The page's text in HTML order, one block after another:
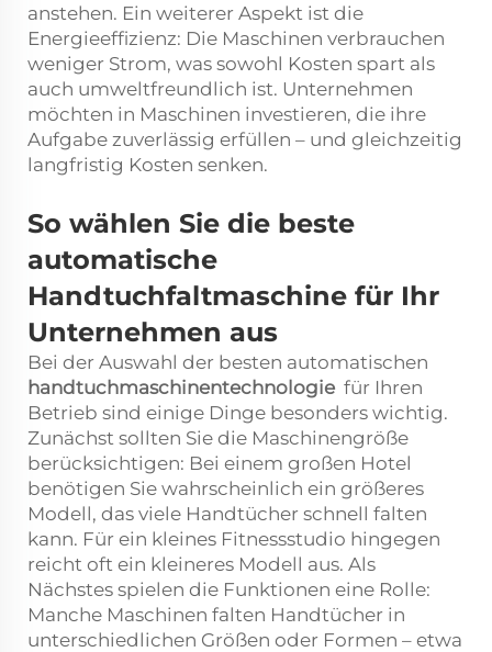
anstehen. Ein weiterer Aspekt ist die
Energieeffizienz: Die Maschinen verbrauchen
weniger Strom, was sowohl Kosten spart als
auch umweltfreundlich ist. Unternehmen
möchten in Maschinen investieren, die ihre
Aufgabe zuverlässig erfüllen – und gleichzeitig
langfristig Kosten senken.
So wählen Sie die beste
automatische
Handtuchfaltmaschine für Ihr
Unternehmen aus
Bei der Auswahl der besten automatischen
handtuchmaschinentechnologie für Ihren
Betrieb sind einige Dinge besonders wichtig.
Zunächst sollten Sie die Maschinengröße
berücksichtigen: Bei einem großen Hotel
benötigen Sie wahrscheinlich ein größeres
Modell, das viele Handtücher schnell falten
kann. Für ein kleines Fitnessstudio hingegen
reicht oft ein kleineres Modell aus. Als
Nächstes spielen die Funktionen eine Rolle:
Manche Maschinen falten Handtücher in
unterschiedlichen Größen oder Formen – etwa